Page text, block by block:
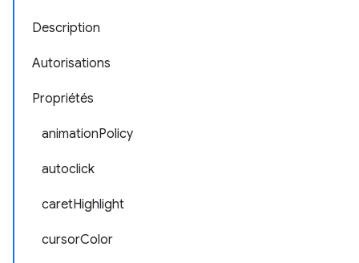
Description
Autorisations
Propriétés
animationPolicy
autoclick
caretHighlight
cursorColor